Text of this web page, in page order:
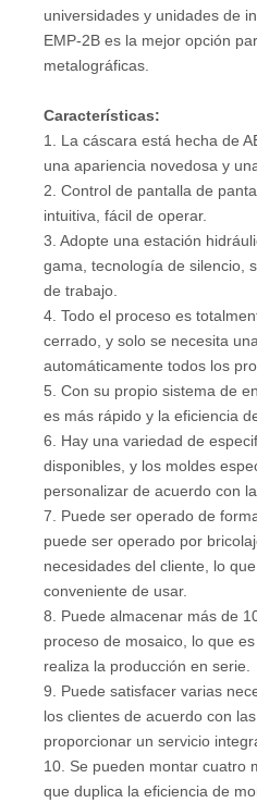
universidades y unidades de
EMP-2B es la mejor opción
metalográficas.
Características:
1. La cáscara está hecha de
una apariencia novedosa y
2. Control de pantalla de
intuitiva, fácil de operar.
3. Adopte una estación
gama, tecnología de silencio,
de trabajo.
4. Todo el proceso es
cerrado, y solo se necesita
automáticamente todos los
5. Con su propio sistema de
es más rápido y la eficiencia
6. Hay una variedad de
disponibles, y los moldes
personalizar de acuerdo con
7. Puede ser operado de
puede ser operado por
necesidades del cliente, lo
conveniente de usar.
8. Puede almacenar más de
proceso de mosaico, lo que
realiza la producción en serie.
9. Puede satisfacer varias
los clientes de acuerdo con
proporcionar un servicio
10. Se pueden montar cuatro
que duplica la eficiencia de